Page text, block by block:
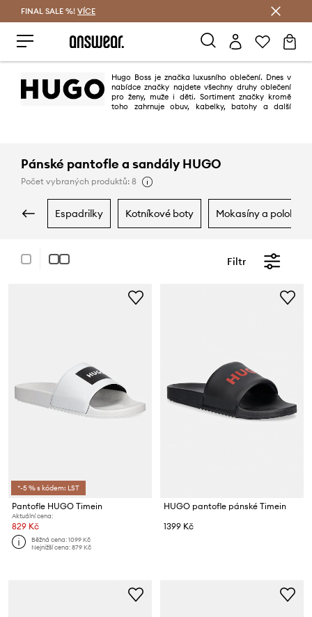
FINAL SALE %! VÍCE
Hugo Boss je značka luxusního oblečení. Dnes v
nabídce značky najdete všechny druhy oblečení
pro ženy, muže i děti. Sortiment značky kromě
toho zahrnuje obuv, kabelky, batohy a další
Pánské pantofle a sandály HUGO
Počet vybraných produktů: 8
espadrilky kotníkové boty mokasíny a
Filtr
*-5 % s kódem: LST
Pantofle HUGO Timein
Aktuální cena:
829 Kč
Běžná cena:1099 Kč
Nejnižší cena:879 Kč
HUGO pantofle pánské Timein
1399 Kč